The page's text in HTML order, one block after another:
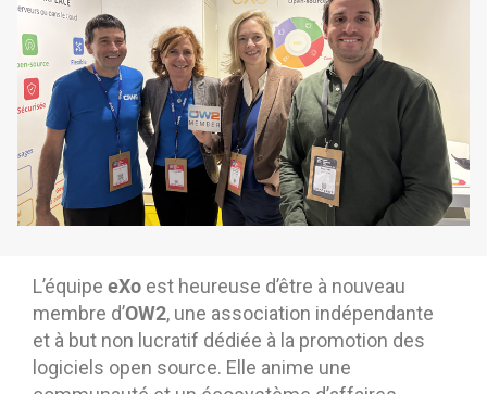
Pourquoi eXo
Internationalisation
Mobile
No code
Intégrations
IA maitrisée
Architecture
Open source
Offre Enterprise
Offre Professionnelle
L’équipe eXo est heureuse d’être à nouveau
membre d’OW2, une association indépendante
et à but non lucratif dédiée à la promotion des
logiciels open source. Elle anime une